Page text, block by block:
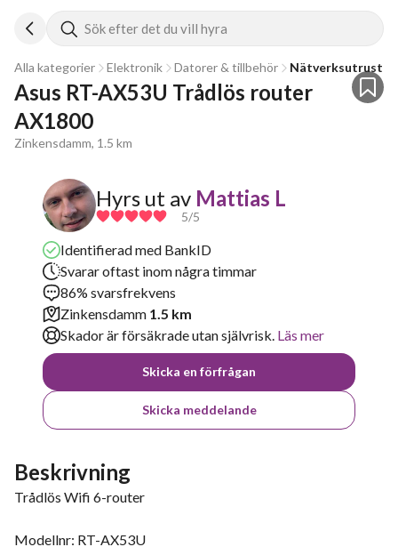
Sök efter det du vill hyra
Alla kategorier Elektronik Datorer & tillbehör
Asus RT-AX53U Trådlös router
AX1800
Zinkensdamm, 1.5 km
Hyrs ut av Mattias L
5/5
Identifierad med BankID
Svarar oftast inom några timmar
86% svarsfrekvens
Zinkensdamm 1.5 km
Skador är försäkrade utan självrisk. Läs mer
Skicka en förfrågan
Skicka meddelande
Beskrivning
Trådlös Wifi 6-router
Modellnr: RT-AX53U